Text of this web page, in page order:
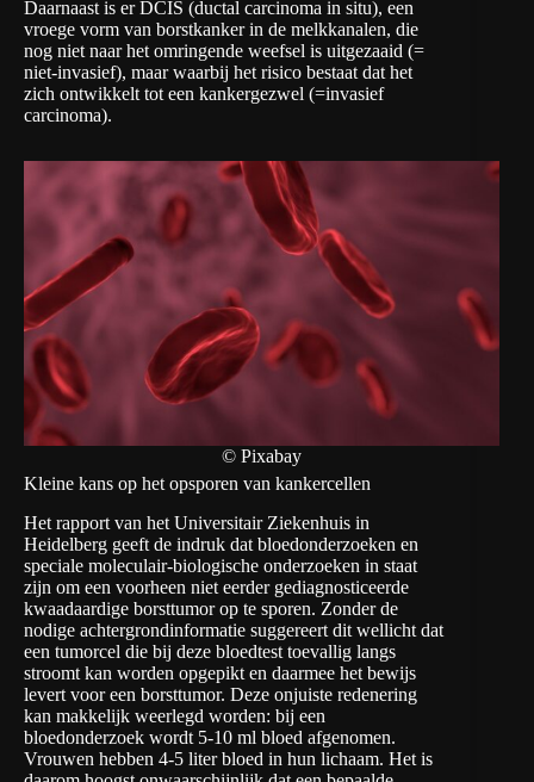
Daarnaast is er DCIS (ductal carcinoma in situ), een
vroege vorm van borstkanker in de melkkanalen, die
nog niet naar het omringende weefsel is uitgezaaid (=
niet-invasief), maar waarbij het risico bestaat dat het
zich ontwikkelt tot een kankergezwel (=invasief
carcinoma).
© Pixabay
Kleine kans op het opsporen van kankercellen
Het rapport van het Universitair Ziekenhuis in
Heidelberg geeft de indruk dat bloedonderzoeken en
speciale moleculair-biologische onderzoeken in staat
zijn om een voorheen niet eerder gediagnosticeerde
kwaadaardige borsttumor op te sporen. Zonder de
nodige achtergrondinformatie suggereert dit wellicht dat
een tumorcel die bij deze bloedtest toevallig langs
stroomt kan worden opgepikt en daarmee het bewijs
levert voor een borsttumor. Deze onjuiste redenering
kan makkelijk weerlegd worden: bij een
bloedonderzoek wordt 5-10 ml bloed afgenomen.
Vrouwen hebben 4-5 liter bloed in hun lichaam. Het is